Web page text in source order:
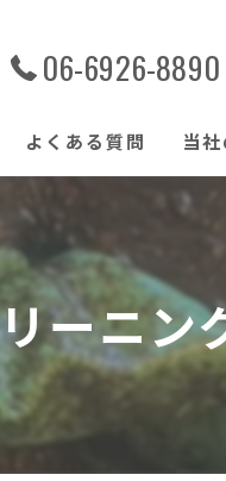
06-6926-8890
よくある質問 当
ハ
ーニン